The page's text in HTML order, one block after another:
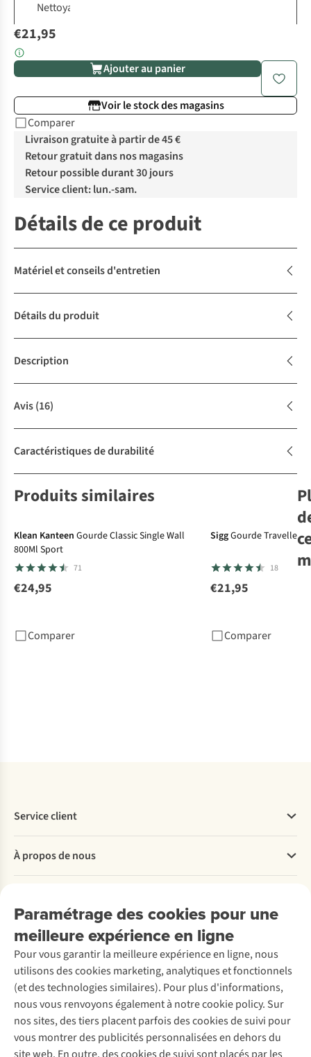
€21,95
Ajouter au panier
Voir le stock des magasins
Comparer
Livraison gratuite à partir de 45 €
Retour gratuit dans nos magasins
Retour possible durant 30 jours
Service client: lun.-sam.
Détails de ce produit
Matériel et conseils d'entretien
Détails du produit
Description
Avis(16)
Caractéristiques de durabilité
Produits similaires
Klean Kanteen Gourde Classic Single Wall
800Ml Sport
71
€24,95
Comparer
SiggGourde Traveller
18
€21,95
Comparer
Paramétrage des cookies pour une
meilleure expérience en ligne
Pour vous garantir la meilleure expérience en ligne, nous
utilisons des cookies marketing, analytiques et fonctionnels
(et des technologies similaires). Pour plus d'informations,
nous vous renvoyons également à notre cookie policy. Sur
nos sites, des tiers placent parfois des cookies de suivi pour
vous montrer des publicités personnalisées en dehors du
Service client
Commander
Payer
Retourner
Rétractation d'une commande
Entretien & réparations
Garantie
Contactez-nous
À propos de nous
Entreprise responsable
À propos d’Ayacucho
Nos magasins
À propos d’A.S.Adventure
Déclaration d'accessibilité
Location / Location sports d’hiver
Seconde-main
Entretien de ski
Service de lavage
Entretien de chaussures
Réparation de chaussures
Réparation de vêtements
Retouches
Découvrez
A.S.Magazine
Explore Camp
Expertise & conseils
Abonnez-vous à la newsletter